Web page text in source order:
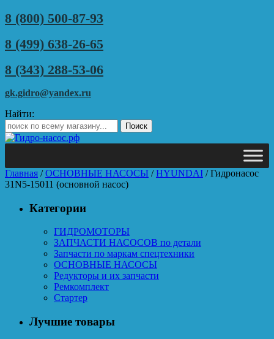
8 (800) 500-87-93
8 (499) 638-26-65
8 (343) 288-53-06
gk.gidro@yandex.ru
Найти:
Главная /ОСНОВНЫЕ НАСОСЫ /HYUNDAI / Гидронасос
31N5-15011 (основной насос)
Категории
ГИДРОМОТОРЫ
ЗАПЧАСТИ НАСОСОВ по детали
Запчасти по маркам спецтехники
ОСНОВНЫЕ НАСОСЫ
Редукторы и их запчасти
Ремкомплект
Стартер
Лучшие товары